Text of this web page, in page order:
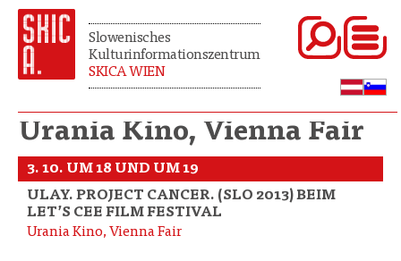
Slowenisches
Kulturinformationszentrum
SKICA WIEN
Urania Kino, Vienna Fair
3. 10. UM 18 UND UM 19
ULAY. PROJECT CANCER. (SLO 2013) BEIM
LET’S CEE FILM FESTIVAL
Urania Kino, Vienna Fair